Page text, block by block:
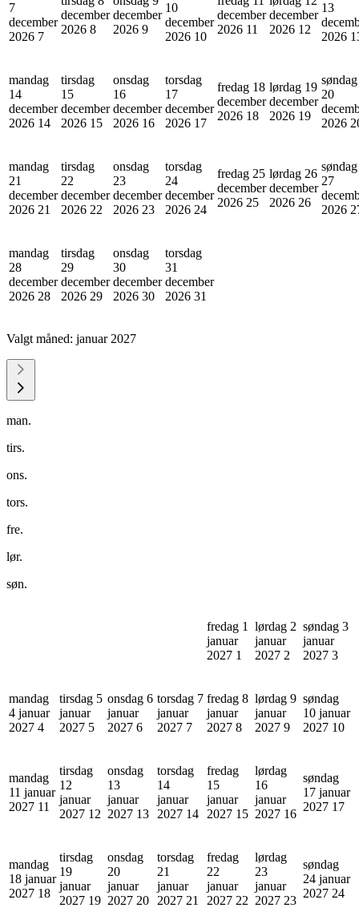
7
december
2026 7
december
2026 8
december
2026 9
10
december
2026 10
december
2026 11
december
2026 12
13
2026
mandag
14
december
2026 14
tirsdag
15
december
2026 15
onsdag
16
december
2026 16
torsdag
17
december
2026 17
fredag 18
december
2026 18
lørdag 19
december
2026 19
søndag
20
2026
mandag
21
december
2026 21
tirsdag
22
december
2026 22
onsdag
23
december
2026 23
torsdag
24
december
2026 24
fredag 25
december
2026 25
lørdag 26
december
2026 26
søndag
27
2026
mandag
28
december
2026 28
tirsdag
29
december
2026 29
onsdag
30
december
2026 30
torsdag
31
december
2026 31
Valgt måned: januar 2027
man.
tirs.
ons.
tors.
fre.
lør.
søn.
fredag 1
januar
2027 1
lørdag 2
januar
2027 2
søndag 3
januar
2027 3
mandag
4 januar
2027 4
tirsdag 5
januar
2027 5
onsdag 6
januar
2027 6
torsdag 7
januar
2027 7
fredag 8
januar
2027 8
lørdag 9
januar
2027 9
søndag
10 januar
2027 10
mandag
11 januar
2027 11
tirsdag
12
januar
2027 12
onsdag
13
januar
2027 13
torsdag
14
januar
2027 14
fredag
15
januar
2027 15
lørdag
16
januar
2027 16
søndag
17 januar
2027 17
mandag
18 januar
2027 18
tirsdag
19
januar
2027 19
onsdag
20
januar
2027 20
torsdag
21
januar
2027 21
fredag
22
januar
2027 22
lørdag
23
januar
2027 23
søndag
24 januar
2027 24